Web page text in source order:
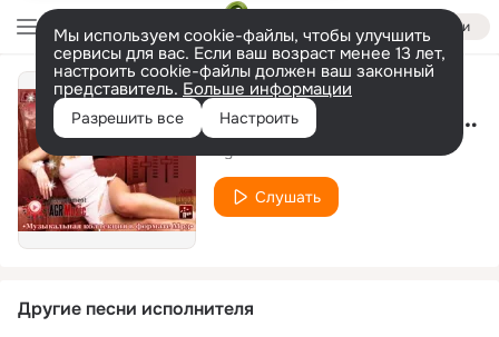
Войти
Мы используем cookie-файлы, чтобы улучшить
сервисы для вас. Если ваш возраст менее 13 лет,
настроить cookie-файлы должен ваш законный
представитель. Больше информации
Разрешить все Настроить My Love Is Now Your Love
Слушать
Другие песни исполнителя